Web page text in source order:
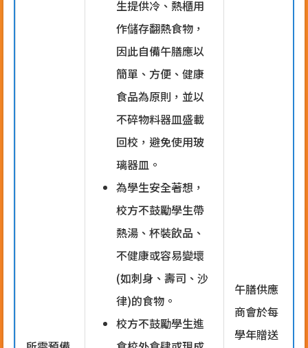
生提供冷、熱櫃用
作儲存翻熱食物，
因此自備午膳應以
簡單、方便、健康
食品為原則，並以
不碎物料器皿盛載
回校，避免使用玻
璃器皿。
為學生安全著想，
校方不鼓勵學生帶
熱湯、杯裝飲品、
不健康或容易變壞
(如刺身、壽司、沙
律)的食物。
校方不鼓勵學生進
午膳供應
商會於每
學年贈送